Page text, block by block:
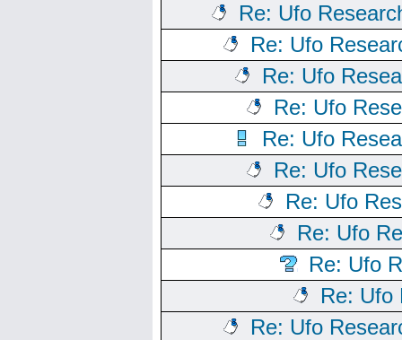
Re: Ufo
Re: Ufo
Re: Ufo
Re: Ufo
Re: Ufo
Re: Ufo
Re: Ufo
Re: Ufo
Re: Ufo
Re: Ufo
Re: Ufo